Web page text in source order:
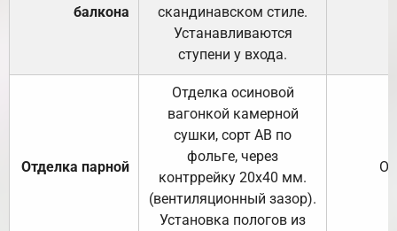
балкона
скандинавском стиле.
Устанавливаются
ступени у входа.
Отделка парной
Отделка осиновой
вагонкой камерной
сушки, сорт АВ по
фольге, через
контррейку 20х40 мм.
(вентиляционный зазор).
Установка пологов из